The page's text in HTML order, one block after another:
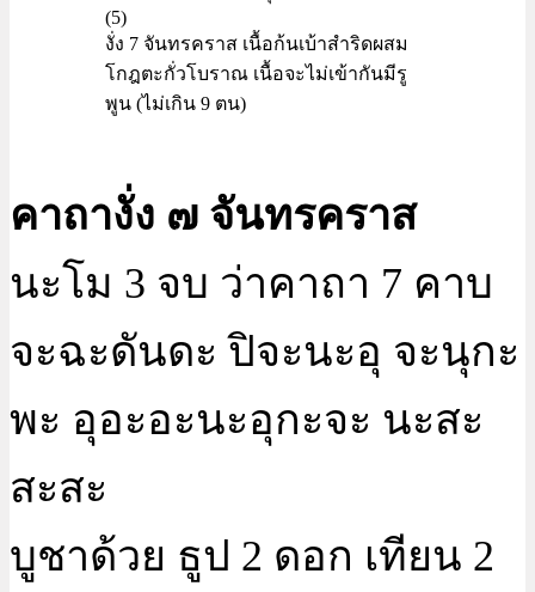
งั่ง 7 จันทรคราส เนื้อก้นเบ้าสำริดผสม
โกฎตะกั่วโบราณ เนื้อจะไม่เข้ากันมีรู
พูน (ไม่เกิน 9 ตน)
คาถางั่ง ๗ จันทรคราส
นะโม 3 จบ ว่าคาถา 7 คาบ
จะฉะดันดะ ปิจะนะอุ จะนุกะ
พะ อุอะอะนะอุกะจะ นะสะ
สะสะ
บูชาด้วย ธูป 2 ดอก เทียน 2